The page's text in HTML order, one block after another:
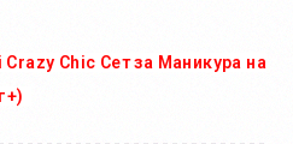
Chic Сет за Маникура на